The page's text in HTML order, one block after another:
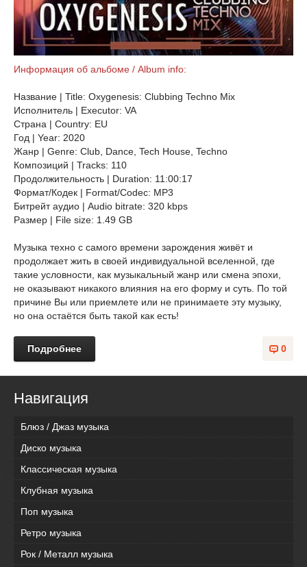
Информация об альбоме / Album info:
Название | Title: Oxygenesis: Clubbing Techno Mix
Исполнитель | Executor: VA
Страна | Country: EU
Год | Year: 2020
Жанр | Genre: Club, Dance, Tech House, Techno
Композиций | Tracks: 110
Продолжительность | Duration: 11:00:17
Формат/Кодек | Format/Codec: MP3
Битрейт аудио | Audio bitrate: 320 kbps
Размер | File size: 1.49 GB
Музыка техно с самого времени зарождения живёт и
продолжает жить в своей индивидуальной вселенной, где
такие условности, как музыкальный жанр или смена эпохи,
не оказывают никакого влияния на его форму и суть. По той
причине Вы или приемлете или не принимаете эту музыку,
но она остаётся быть такой как есть!
0
Подробнее
Навигация
Блюз / Джаз музыка
Диско музыка
Классическая музыка
Клубная музыка
Поп музыка
Ретро музыка
Рок / Металл музыка